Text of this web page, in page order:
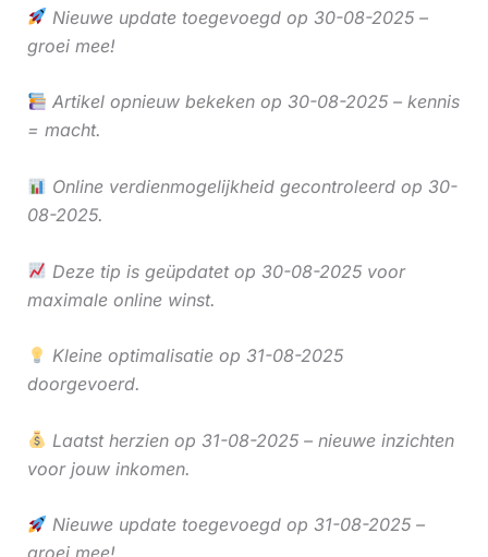
Nieuwe update toegevoegd op 30-08-2025 –
groei mee!
Artikel opnieuw bekeken op 30-08-2025 – kennis
= macht.
Online verdienmogelijkheid gecontroleerd op 30-
08-2025.
Deze tip is geüpdatet op 30-08-2025 voor
maximale online winst.
Kleine optimalisatie op 31-08-2025
doorgevoerd.
Laatst herzien op 31-08-2025 – nieuwe inzichten
voor jouw inkomen.
Nieuwe update toegevoegd op 31-08-2025 –